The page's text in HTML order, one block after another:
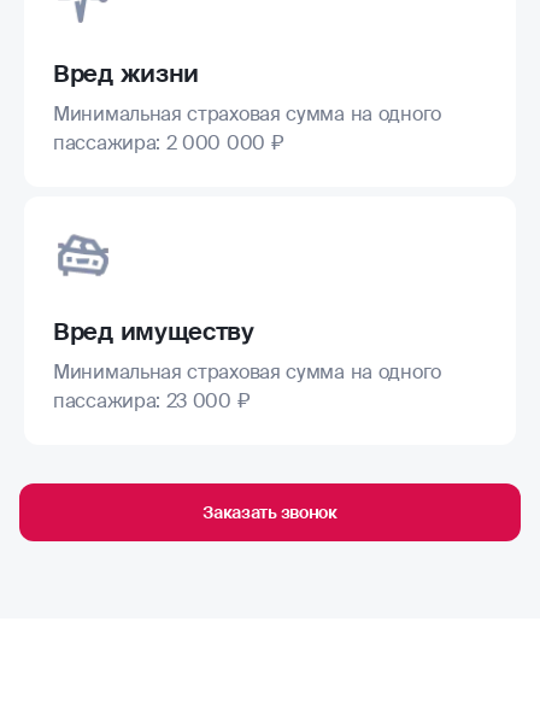
Вред жизни
Минимальная страховая сумма на одного
пассажира: 2 000 000 ₽
Вред имуществу
Минимальная страховая сумма на одного
пассажира: 23 000 ₽
Заказать звонок